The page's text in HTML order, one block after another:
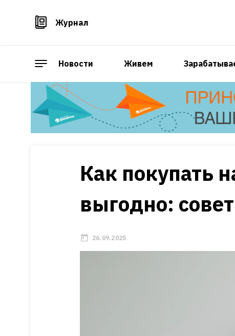
Журнал
Новости Живем
Как покупать
выгодно:
26.09.2025